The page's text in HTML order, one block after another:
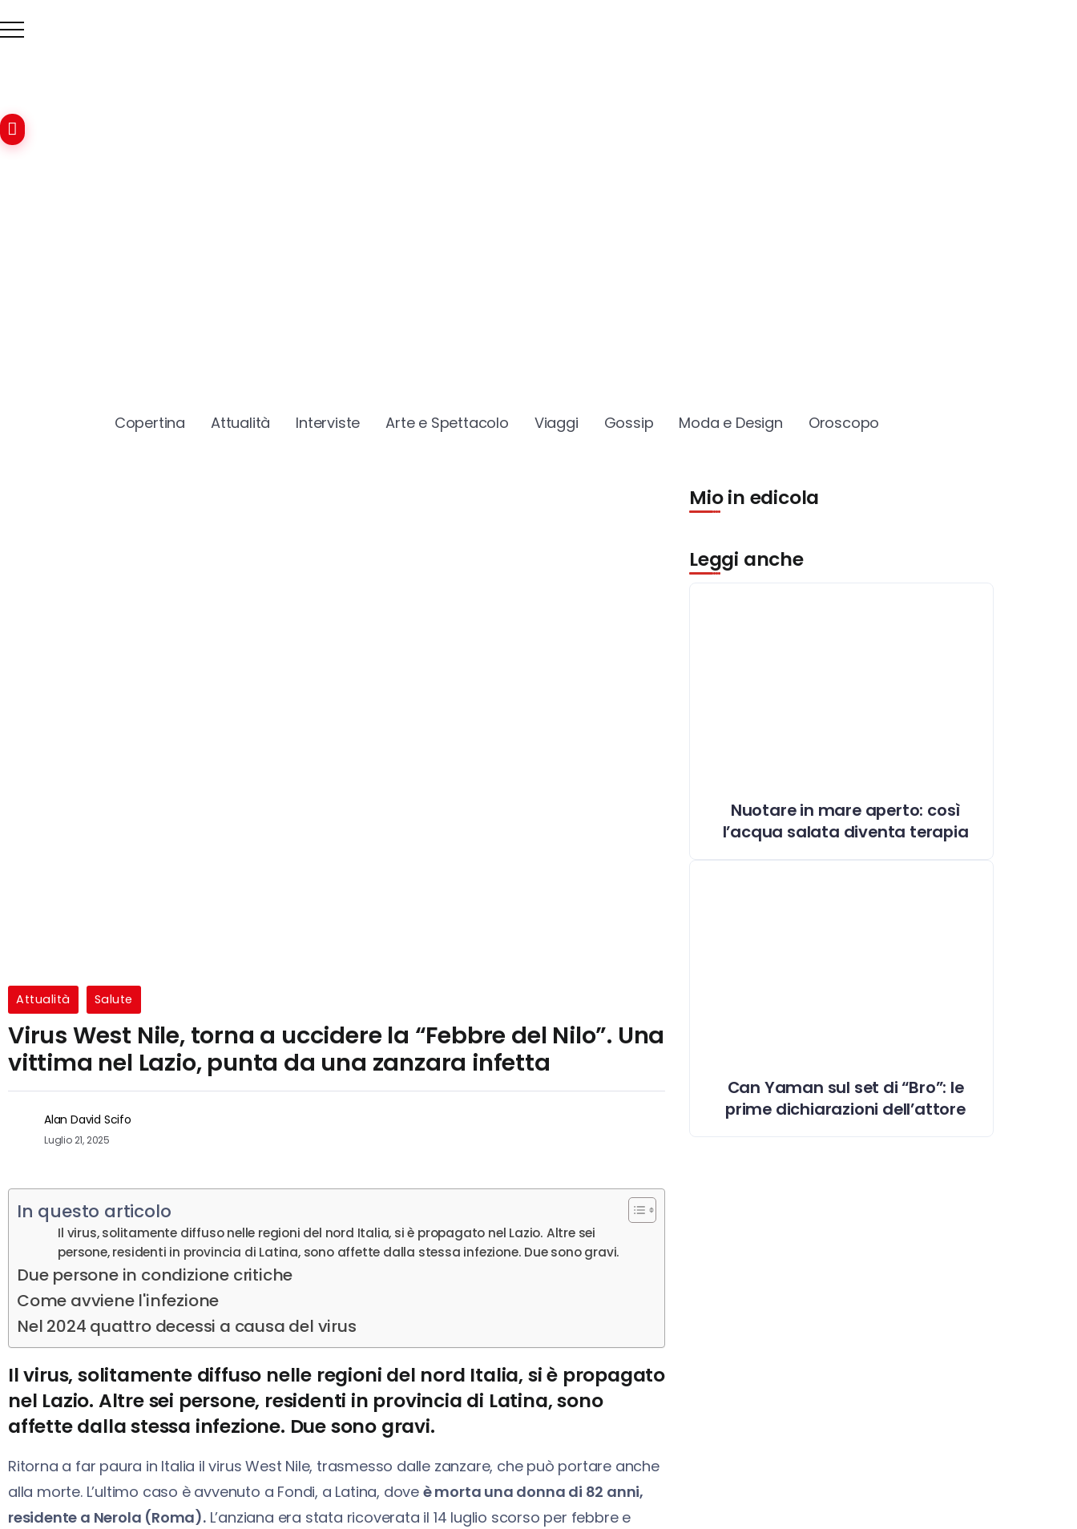
Copertina Attualità Interviste Arte e Spettacolo Viaggi Gossip Moda e Design Oroscopo
Attualità Salute
Virus West Nile, torna a uccidere la “Febbre del Nilo”. Una
vittima nel Lazio, punta da una zanzara infetta
Alan David Scifo
Luglio 21, 2025
In questo articolo
Il virus, solitamente diffuso nelle regioni del nord Italia, si è propagato nel Lazio. Altre sei
persone, residenti in provincia di Latina, sono affette dalla stessa infezione. Due sono gravi.
Due persone in condizione critiche
Come avviene l'infezione
Nel 2024 quattro decessi a causa del virus
Il virus, solitamente diffuso nelle regioni del nord Italia, si è propagato
nel Lazio. Altre sei persone, residenti in provincia di Latina, sono
affette dalla stessa infezione. Due sono gravi.
Ritorna a far paura in Italia il virus West Nile, trasmesso dalle zanzare, che può portare anche
alla morte. L’ultimo caso è avvenuto a Fondi, a Latina, dove è morta una donna di 82 anni,
residente a Nerola (Roma).L’anziana era stata ricoverata il 14 luglio scorso per febbre e
Mio in edicola
Leggi anche
Nuotare in mare aperto: così
l’acqua salata diventa terapia
Can Yaman sul set di “Bro”: le
prime dichiarazioni dell’attore